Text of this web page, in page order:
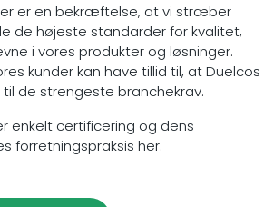
er en bekræftelse, at vi stræber
de højeste standarder for kvalitet,
i vores produkter og løsninger.
kunder kan have tillid til, at Duelcos
de strengeste branchekrav.
enkelt certificering og dens
forretningspraksis her.